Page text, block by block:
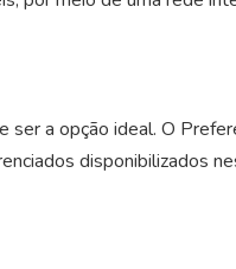
a opção ideal. O
disponibilizados